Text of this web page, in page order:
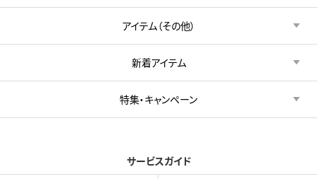
アイテム（その他）
新着アイテム
特集・キャンペーン
サービスガイド